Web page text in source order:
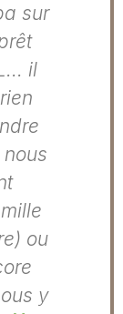
sur
il
ou
y